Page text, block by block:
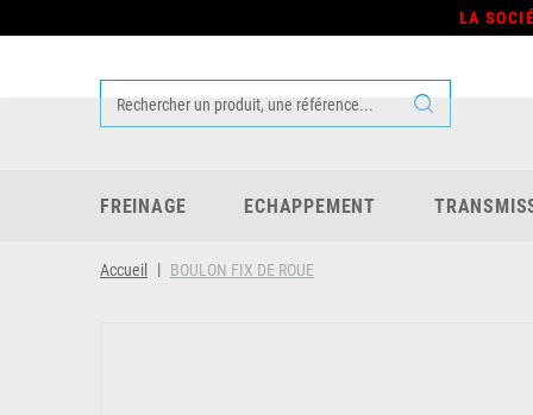
LA
FREINAGE ECHAPPEMENT
Accueil BOULON FIX DE ROUE